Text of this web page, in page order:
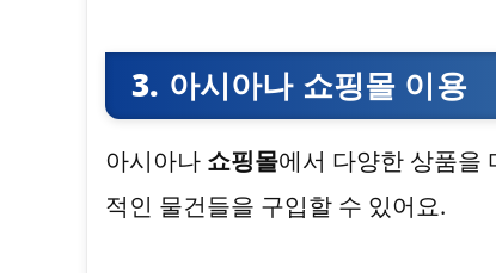
3. 아시아나 쇼핑몰 이용
아시아나 쇼핑몰에서 다양한 상품을
적인 물건들을 구입할 수 있어요.